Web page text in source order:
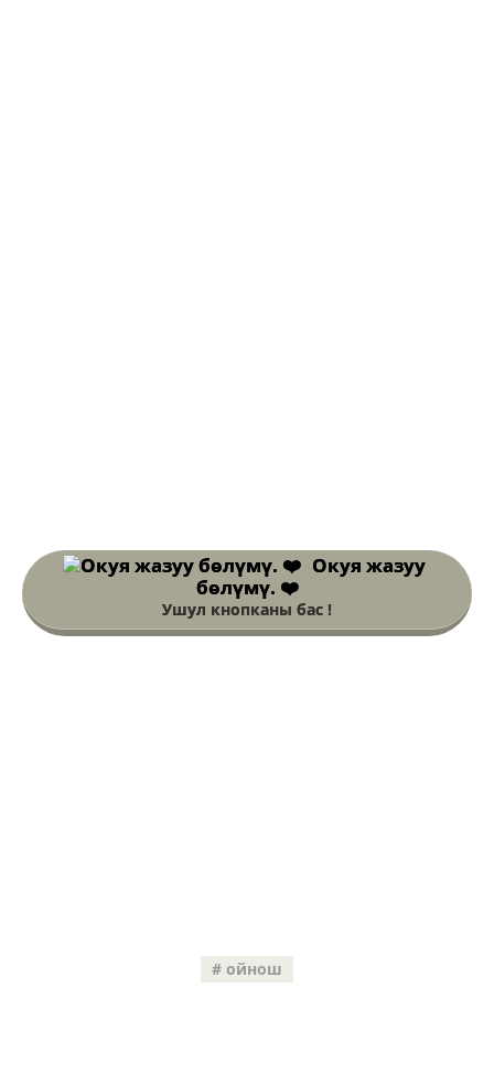
Окуя жазуу
бөлүмү. ❤️
Ушул кнопканы бас !
ойнош